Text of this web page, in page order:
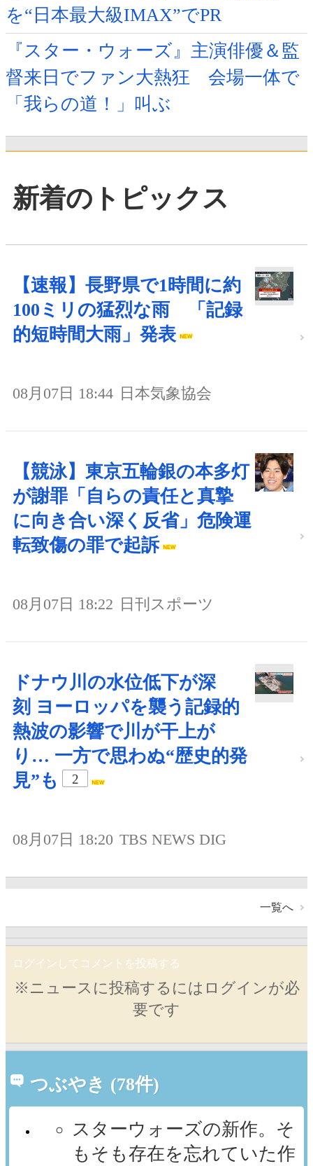
を“日本最大級IMAX”でPR
『スター・ウォーズ』主演俳優＆監
督来日でファン大熱狂 会場一体で
「我らの道！」叫ぶ
新着のトピックス
【速報】長野県で1時間に約
100ミリの猛烈な雨 「記録
的短時間大雨」発表
08月07日 18:44 日本気象協会
【競泳】東京五輪銀の本多灯
が謝罪「自らの責任と真摯
に向き合い深く反省」危険運
転致傷の罪で起訴
08月07日 18:22 日刊スポーツ
ドナウ川の水位低下が深
刻 ヨーロッパを襲う記録的
熱波の影響で川が干上が
り… 一方で思わぬ“歴史的発
見”も
2
08月07日 18:20 TBS NEWS DIG
一覧へ
ログインしてコメントを投稿する
※ニュースに投稿するにはログインが必
要です
つぶやき (78件)
スターウォーズの新作。そ
もそも存在を忘れていた作